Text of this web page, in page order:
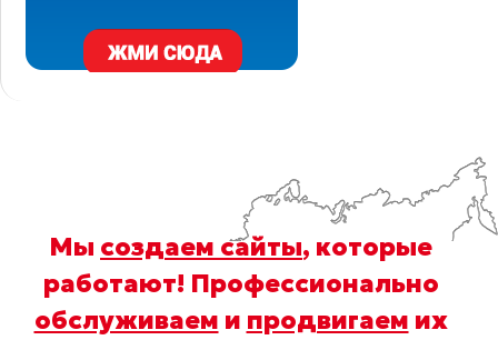
Мы создаем сайты, которые
работают! Профессионально
обслуживаем и продвигаем их